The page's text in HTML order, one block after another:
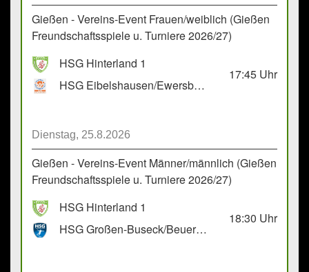
Gießen - Vereins-Event Frauen/weiblich (Gießen
Freundschaftsspiele u. Turniere 2026/27)
HSG Hinterland 1
HSG Eibelshausen/Ewersbach GbR 2
17:45 Uhr
Dienstag, 25.8.2026
Gießen - Vereins-Event Männer/männlich (Gießen
Freundschaftsspiele u. Turniere 2026/27)
HSG Hinterland 1
HSG Großen-Buseck/Beuern 1
18:30 Uhr